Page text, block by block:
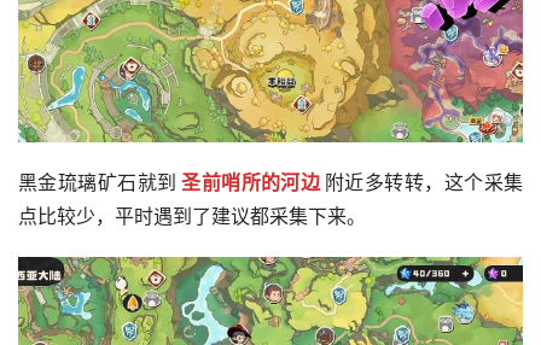
黑金琉璃矿石就到 圣前哨所的河边 附近多转转，这个采集
点比较少，平时遇到了建议都采集下来。